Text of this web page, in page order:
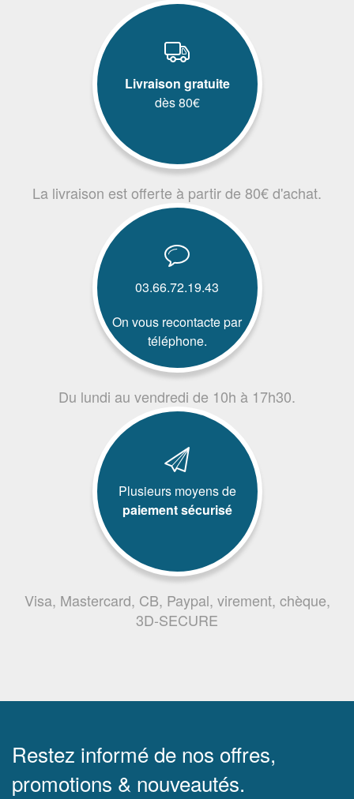
Livraison gratuite
dès 80€
La livraison est offerte à partir de 80€ d'achat.
03.66.72.19.43
On vous recontacte par
téléphone.
Du lundi au vendredi de 10h à 17h30.
Plusieurs moyens de
paiement sécurisé
Visa, Mastercard, CB, Paypal, virement, chèque,
3D-SECURE
Restez informé de nos offres,
promotions & nouveautés.